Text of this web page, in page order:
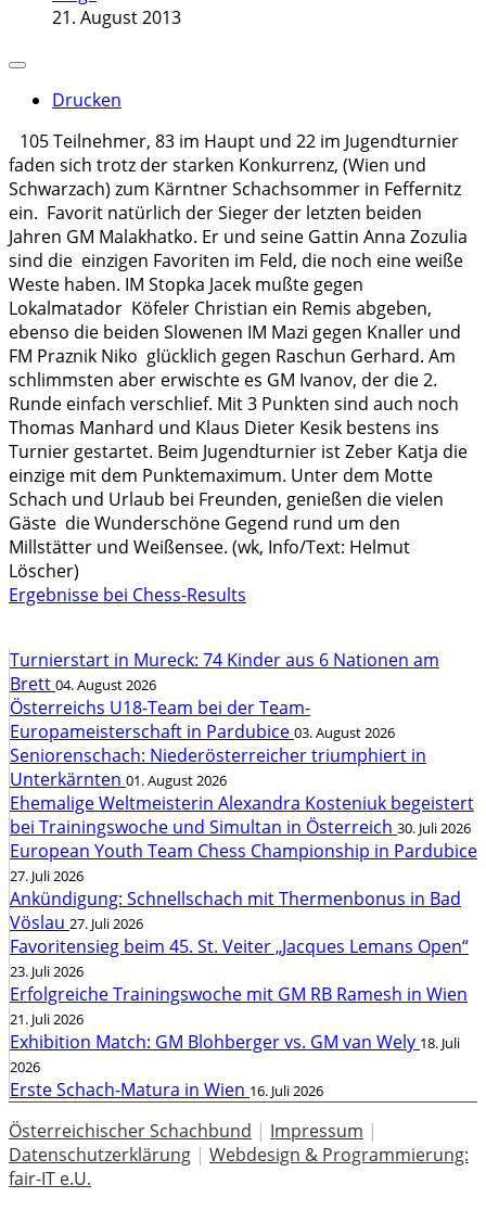
21. August 2013
Drucken
105 Teilnehmer, 83 im Haupt und 22 im Jugendturnier
faden sich trotz der starken Konkurrenz, (Wien und
Schwarzach) zum Kärntner Schachsommer in Feffernitz
ein. Favorit natürlich der Sieger der letzten beiden
Jahren GM Malakhatko. Er und seine Gattin Anna Zozulia
sind die einzigen Favoriten im Feld, die noch eine weiße
Weste haben. IM Stopka Jacek mußte gegen
Lokalmatador Köfeler Christian ein Remis abgeben,
ebenso die beiden Slowenen IM Mazi gegen Knaller und
FM Praznik Niko glücklich gegen Raschun Gerhard. Am
schlimmsten aber erwischte es GM Ivanov, der die 2.
Runde einfach verschlief. Mit 3 Punkten sind auch noch
Thomas Manhard und Klaus Dieter Kesik bestens ins
Turnier gestartet. Beim Jugendturnier ist Zeber Katja die
einzige mit dem Punktemaximum. Unter dem Motte
Schach und Urlaub bei Freunden, genießen die vielen
Gäste die Wunderschöne Gegend rund um den
Millstätter und Weißensee. (wk, Info/Text: Helmut
Löscher)
Ergebnisse bei Chess-Results
Turnierstart in Mureck: 74 Kinder aus 6 Nationen am
Brett 04. August 2026
Österreichs U18-Team bei der Team-
Europameisterschaft in Pardubice 03. August 2026
Seniorenschach: Niederösterreicher triumphiert in
Unterkärnten 01. August 2026
Ehemalige Weltmeisterin Alexandra Kosteniuk begeistert
bei Trainingswoche und Simultan in Österreich 30. Juli 2026
European Youth Team Chess Championship in Pardubice
27. Juli 2026
Ankündigung: Schnellschach mit Thermenbonus in Bad
Vöslau 27. Juli 2026
Favoritensieg beim 45. St. Veiter „Jacques Lemans Open“
23. Juli 2026
Erfolgreiche Trainingswoche mit GM RB Ramesh in Wien
21. Juli 2026
Exhibition Match: GM Blohberger vs. GM van Wely 18. Juli
2026
Erste Schach-Matura in Wien 16. Juli 2026
Österreichischer Schachbund | Impressum |
Datenschutzerklärung | Webdesign & Programmierung:
fair-IT e.U.